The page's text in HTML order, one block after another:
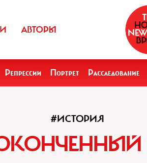
АВТОРЫ
Репрессии Портрет Расследование
#ИСТОРИЯ